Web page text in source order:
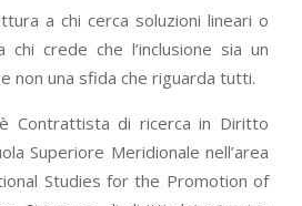
a chi cerca soluzioni lineari o
chi crede che l’inclusione sia un
non una sfida che riguarda tutti.
è Contrattista di ricerca in Diritto
Superiore Meridionale nell’area
Studies for the Promotion of